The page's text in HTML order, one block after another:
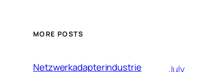
MORE POSTS
Netzwerkadapterindustrie July